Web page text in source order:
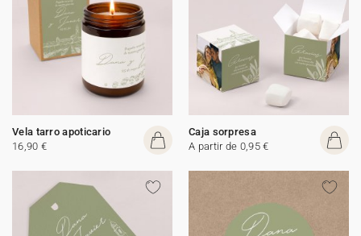
Vela tarro apoticario
16,90 €
Caja sorpresa
A partir de 0,95 €